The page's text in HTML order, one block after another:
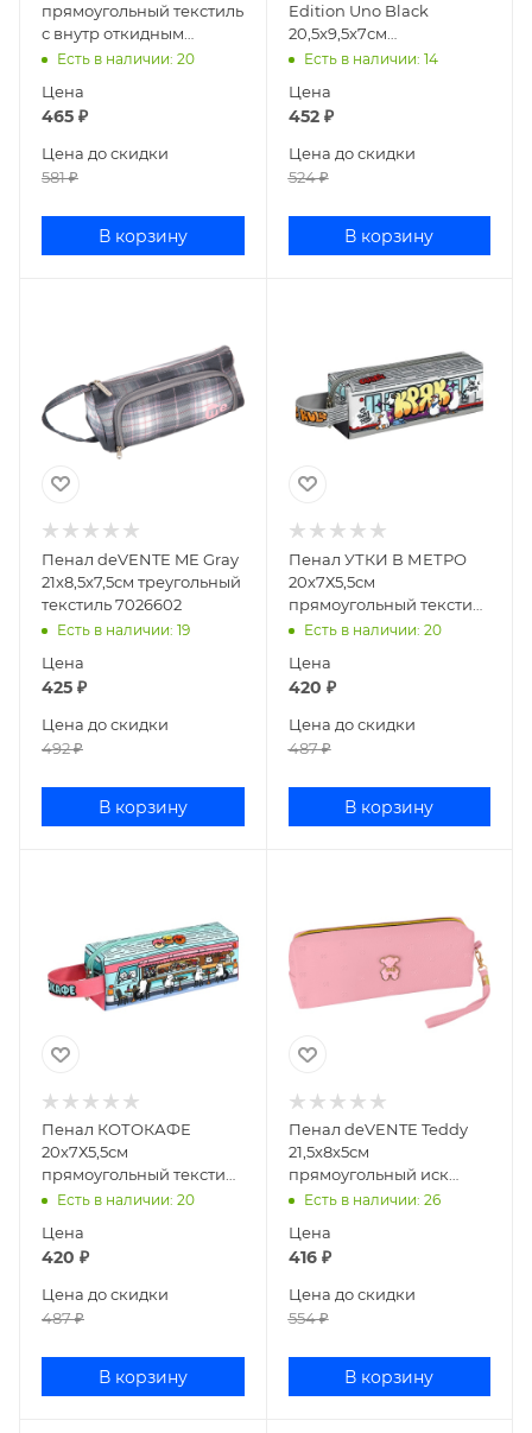
прямоугольный текстиль
с внутр откидным
карманом 7584959
Есть в наличии: 20
Цена
465 ₽
Цена до скидки
581₽
В корзину
Edition Uno Black
20,5x9,5x7см
прямоугольный текстиль
Есть в наличии: 14
Цена
452₽
Цена до скидки
524₽
В корзину
Пенал deVENTE ME Gray
21x8,5x7,5см треугольный
текстиль 7026602
Есть в наличии: 19
Цена
425 ₽
Цена до скидки
492₽
В корзину
Пенал УТКИ В МЕТРО
20х7Х5,5см
прямоугольный текстиль
71963
Есть в наличии: 20
Цена
420 ₽
Цена до скидки
487₽
В корзину
Пенал КОТОКАФЕ
20х7Х5,5см
прямоугольный текстиль
71962
Есть в наличии: 20
Цена
420 ₽
Цена до скидки
487₽
В корзину
Пенал deVENTE Teddy
21,5x8x5см
прямоугольный иск
кожа розовый 7029587
Есть в наличии: 26
Цена
416₽
Цена до скидки
554₽
В корзину